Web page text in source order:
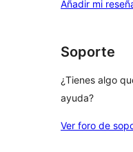
Añadir mi
Soporte
¿Tienes algo
ayuda?
Ver foro de